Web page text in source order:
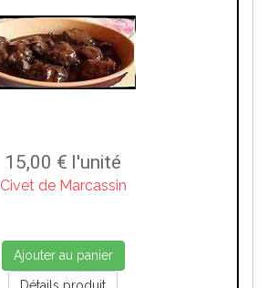
15,00 € l'unité
Civet de Marcassin
Ajouter au panier